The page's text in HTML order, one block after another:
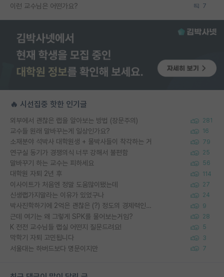
이런 교수님은 어떤가요? 7
🔥 시선집중 핫한 인기글
외부에서 괜찮은 랩을 알아보는 방법 (장문주의) 281
교수들 원래 말바꾸는게 일상인가요? 16
소재분야 석박사 대학원생 + 물박사들이 착각하는 거 79
연구실 동기가 경쟁의식 너무 강해서 불편함 25
말바꾸기 하는 교수는 피하세요 56
대학원 자퇴 2년 후 114
이사이트가 처음엔 정말 도움많이됐는데 27
신생랩가지말라는 이유가 있었구나 24
박사진학하기에 2억은 괜찮은 (?) 정도의 경제력인가요 9
근데 여기는 왜 그렇게 SPK를 물어보는거임? 28
K 전전 교수님들 랩실 어떤지 질문드려요! 5
막학기 자퇴 고민됩니다 3
서울대는 하버드보다 명문이지만 7